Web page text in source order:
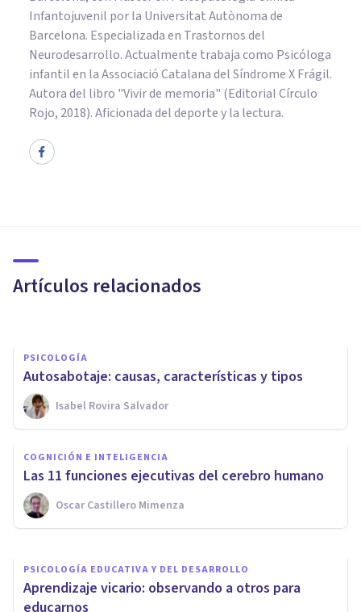
Infantojuvenil por la Universitat Autònoma de
Barcelona. Especializada en Trastornos del
Neurodesarrollo. Actualmente trabaja como Psicóloga
infantil en la Associació Catalana del Síndrome X Frágil.
Autora del libro "Vivir de memoria" (Editorial Círculo
Rojo, 2018). Aficionada del deporte y la lectura.
Artículos relacionados
infancia
PSICOLOGÍA
Autosabotaje: causas, características y tipos
Isabel Rovira Salvador
COGNICIÓN E INTELIGENCIA
Las 11 funciones ejecutivas del cerebro humano
Oscar Castillero Mimenza
PSICOLOGÍA EDUCATIVA Y DEL DESARROLLO
El tiempo máximo de
concentración de los niños
según su edad
Oscar Castillero Mimenza
PSICOLOGÍA EDUCATIVA Y DEL DESARROLLO
​Aprendizaje vicario: observando a otros para
educarnos